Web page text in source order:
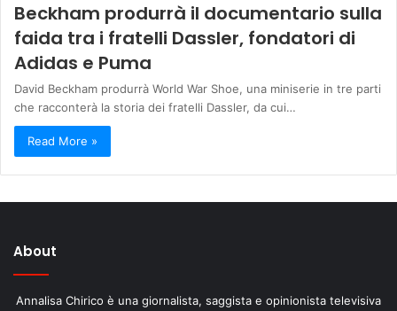
Beckham produrrà il documentario sulla
faida tra i fratelli Dassler, fondatori di
Adidas e Puma
David Beckham produrrà World War Shoe, una miniserie in tre parti
che racconterà la storia dei fratelli Dassler, da cui…
Read More »
About
Annalisa Chirico è una giornalista, saggista e opinionista televisiva